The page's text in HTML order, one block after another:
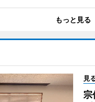
もっと見る
見
宗